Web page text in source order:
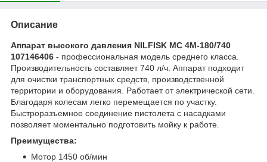
Описание
Аппарат высокого давления NILFISK MC 4M-180/740
107146406 - профессиональная модель среднего класса.
Производительность составляет 740 л/ч. Аппарат подходит
для очистки транспортных средств, производственной
территории и оборудования. Работает от электрической сети.
Благодаря колесам легко перемещается по участку.
Быстроразъемное соединение пистолета с насадками
позволяет моментально подготовить мойку к работе.
Преимущества:
Мотор 1450 об/мин